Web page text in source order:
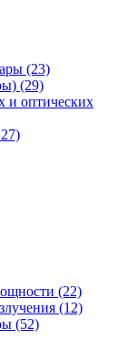
(23)
(29)
и оптических
(22)
(12)
(52)